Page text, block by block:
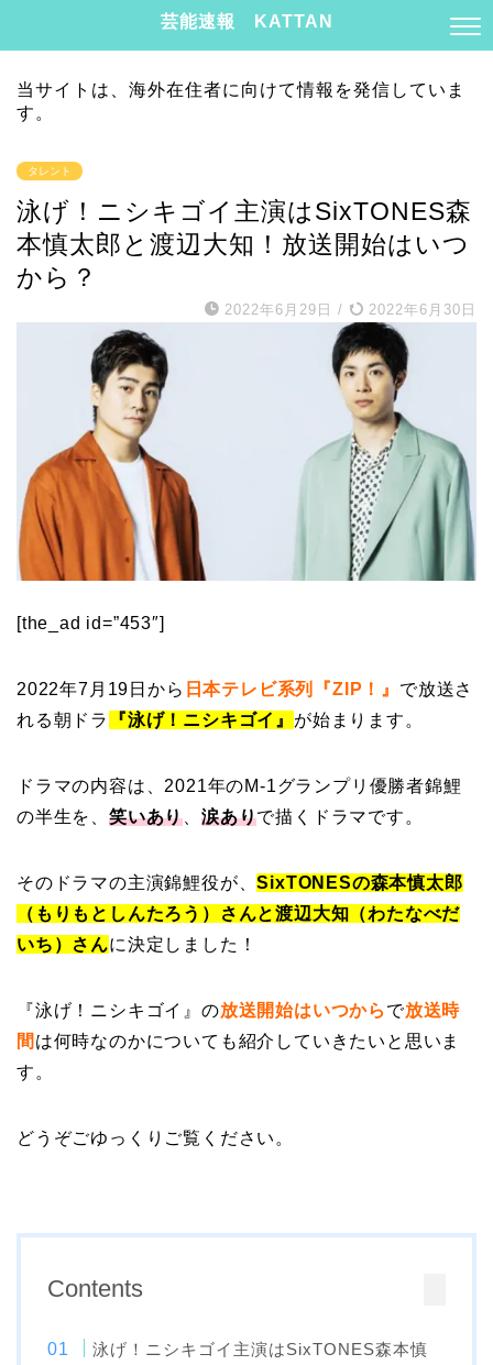
芸能速報 KATTAN
当サイトは、海外在住者に向けて情報を発信していま
す。
タレント
泳げ！ニシキゴイ主演はSixTONES森
本慎太郎と渡辺大知！放送開始はいつ
から？
2022年6月29日 / 2022年6月30日
[the_ad id=”453″]
2022年7月19日から 日本テレビ系列『ZIP！』 で放送さ
れる朝ドラ
『泳げ！ニシキゴイ』 が始まります。
ドラマの内容は、2021年のM-1グランプリ優勝者錦鯉
の半生を、 笑いあり 、涙ありで描くドラマです。
そのドラマの主演錦鯉役が、SixTONESの森本慎太郎
（もりもとしんたろう）さんと渡辺大知（わたなべだ
いち）さんに決定しました！
『泳げ！ニシキゴイ』の放送開始はいつから で放送時
間 は何時なのかについても紹介していきたいと思いま
す。
どうぞごゆっくりご覧ください。
Contents
泳げ！ニシキゴイ主演はSixTONES森本慎